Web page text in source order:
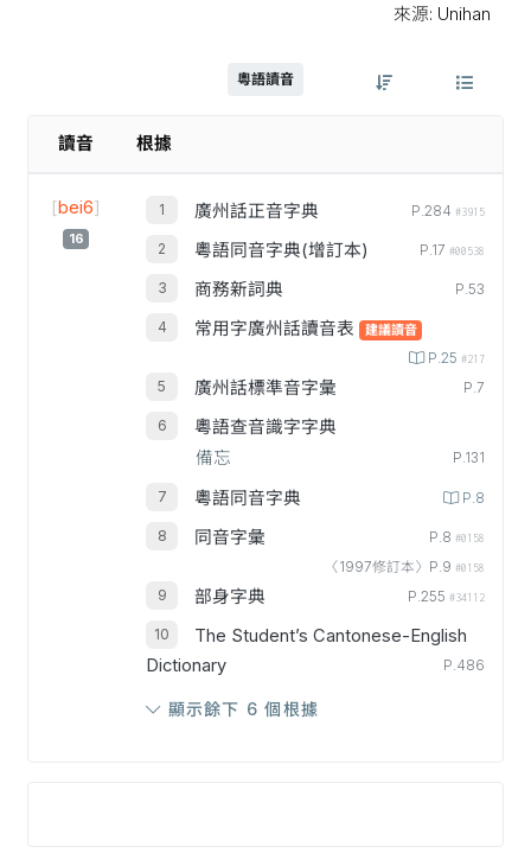
來源: Unihan
粵語讀音
讀音 根據
[bei6]
16
廣州話正音字典 P.284 #3915
粵語同音字典(增訂本) P.17 #00538
商務新詞典 P.53
常用字廣州話讀音表 建議讀音
P.25 #217
廣州話標準音字彙 P.7
粵語查音識字字典
備忘
P.131
粵語同音字典 P.8
同音字彙 P.8 #0158
〈1997修訂本〉P.9 #0158
部身字典 P.255 #34112
The Student’s Cantonese-English
Dictionary
P.486
顯示餘下 6 個根據